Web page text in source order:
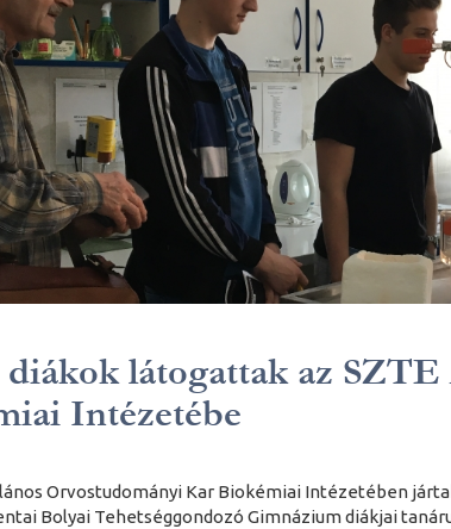
látogattak az
Intézetébe
Orvostudományi Kar Biokémiai Intézetében
Bolyai Tehetséggondozó Gimnázium diákjai